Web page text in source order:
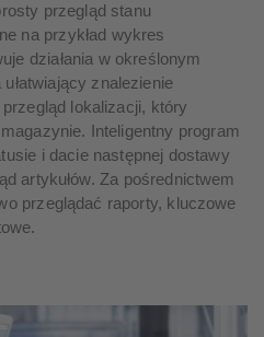
przegląd stanu
na przykład wykres
działania w określonym
znalezienie
lokalizacji, który
Inteligentny program
i dacie następnej dostawy
artykułów. Za pośrednictwem
przeglądać raporty, kluczowe